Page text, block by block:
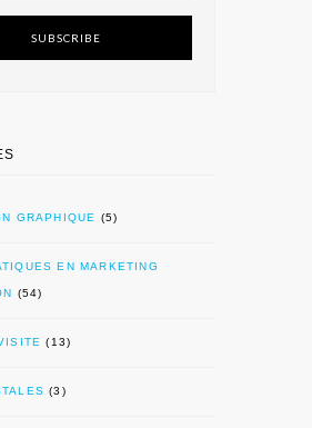
SUBSCRIBE
GRAPHIQUE (5)
EN MARKETING
(54)
(13)
(3)